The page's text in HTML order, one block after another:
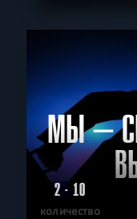
МЫ –
2 - 10
количество